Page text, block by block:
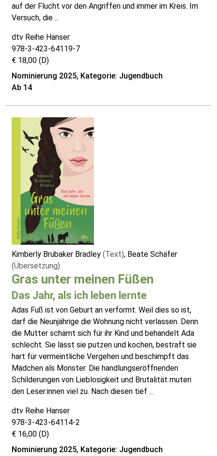
auf der Flucht vor den Angriffen und immer im Kreis. Im
Versuch, die ...
dtv Reihe Hanser
978-3-423-64119-7
€ 18,00 (D)
Nominierung 2025, Kategorie: Jugendbuch
Ab 14
Kimberly Brubaker Bradley (Text), Beate Schäfer
(Übersetzung)
Gras unter meinen Füßen
Das Jahr, als ich leben lernte
Adas Fuß ist von Geburt an verformt. Weil dies so ist,
darf die Neunjährige die Wohnung nicht verlassen. Denn
die Mutter schämt sich für ihr Kind und behandelt Ada
schlecht. Sie lässt sie putzen und kochen, bestraft sie
hart für vermeintliche Vergehen und beschimpft das
Mädchen als Monster. Die handlungseröffnenden
Schilderungen von Lieblosigkeit und Brutalität muten
den Leser:innen viel zu. Nach diesen tief ...
dtv Reihe Hanser
978-3-423-64114-2
€ 16,00 (D)
Nominierung 2025, Kategorie: Jugendbuch